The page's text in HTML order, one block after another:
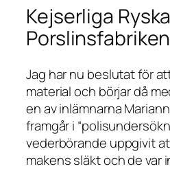
Kejserliga Ryska
Porslinsfabriken
Jag har nu beslutat för
material och börjar då
en av inlämnarna
framgår i
vederbörande uppgivit
makens släkt och de var